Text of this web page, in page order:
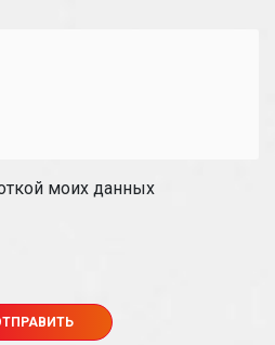
моих данных